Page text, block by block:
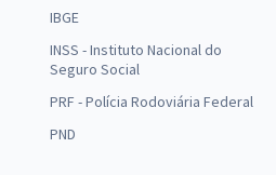
IBGE
INSS - Instituto Nacional do
Seguro Social
PRF - Polícia Rodoviária Federal
PND